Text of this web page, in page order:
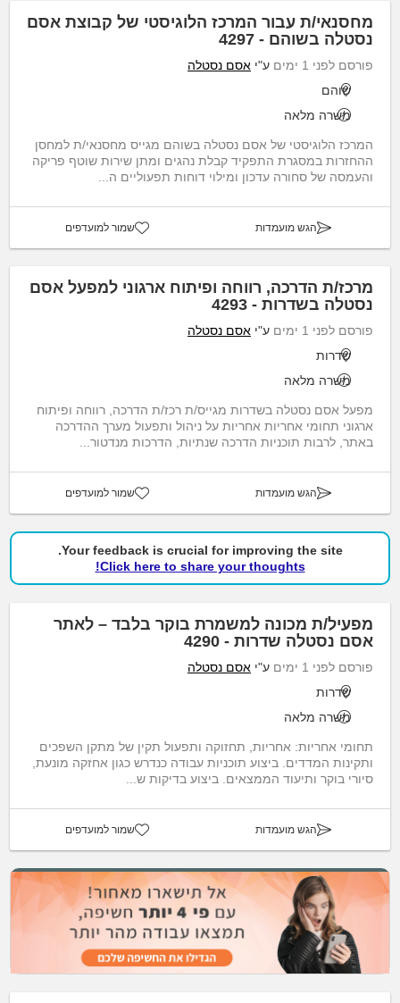
מחסנאי/ת עבור המרכז הלוגיסטי של קבוצת אסם
נסטלה בשוהם - 4297
פורסם לפני 1 ימים ע"י אסם נסטלה
שוהם
משרה מלאה
המרכז הלוגיסטי של אסם נסטלה בשוהם מגייס מחסנאי/ת למחסן
ההחזרות במסגרת התפקיד קבלת נהגים ומתן שירות שוטף פריקה
והעמסה של סחורה עדכון ומילוי דוחות תפעוליים ה...
הגש מועמדות שמור למועדפים
מרכז/ת הדרכה, רווחה ופיתוח ארגוני למפעל אסם
נסטלה בשדרות - 4293
פורסם לפני 1 ימים ע"י אסם נסטלה
שדרות
משרה מלאה
מפעל אסם נסטלה בשדרות מגייס/ת רכז/ת הדרכה, רווחה ופיתוח
ארגוני תחומי אחריות אחריות על ניהול ותפעול מערך ההדרכה
באתר, לרבות תוכניות הדרכה שנתיות, הדרכות מנדטור...
הגש מועמדות שמור למועדפים
Your feedback is crucial for improving the site.
Click here to share your thoughts!
מפעיל/ת מכונה למשמרת בוקר בלבד – לאתר
אסם נסטלה שדרות - 4290
פורסם לפני 1 ימים ע"י אסם נסטלה
שדרות
משרה מלאה
תחומי אחריות: אחריות, תחזוקה ותפעול תקין של מתקן השפכים
ותקינות המדדים. ביצוע תוכניות עבודה כנדרש כגון אחזקה מונעת,
סיורי בוקר ותיעוד הממצאים. ביצוע בדיקות ש...
הגש מועמדות שמור למועדפים